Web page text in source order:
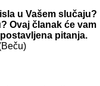
u Vašem slučaju?
Ovaj članak će vam
pitanja.